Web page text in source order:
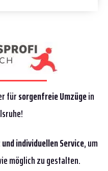
fürsorgenfreie Umzügein
und individuellen Service, um
möglich zu gestalten.